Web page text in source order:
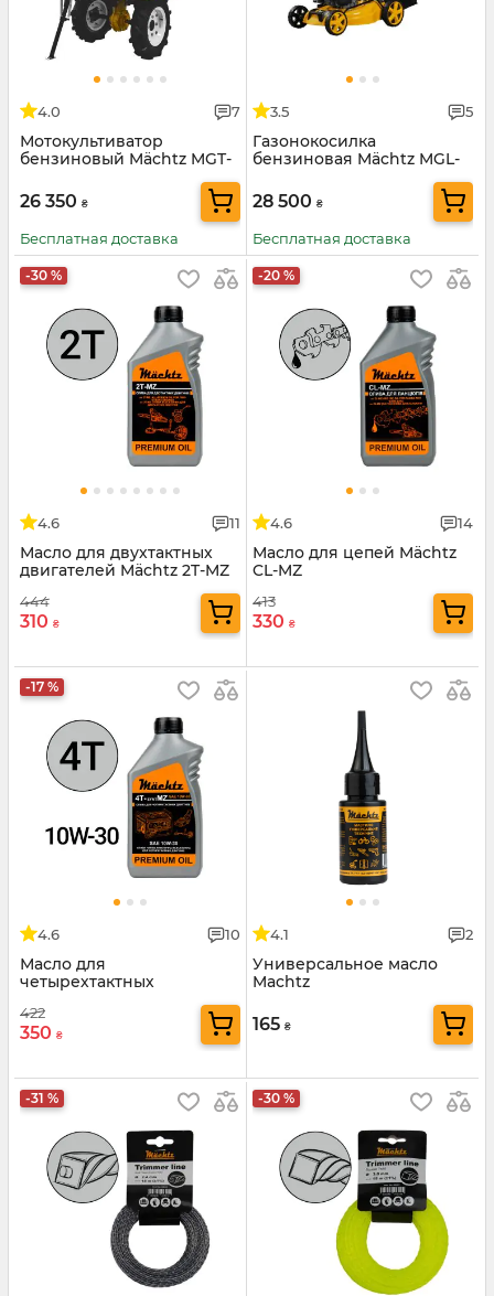
4.0 7
Мотокультиватор
бензиновый Mächtz MGT-
26 350 ₴
Бесплатная доставка
3.5 5
Газонокосилка
бензиновая Mächtz MGL-
28 500 ₴
Бесплатная доставка
-30 %
4.6 11
Масло для двухтактных
двигателей Mächtz 2T-MZ
444
310 ₴
-20 %
4.6 14
Масло для цепей Mächtz
CL-MZ
413
330 ₴
-17 %
4.6 10
Масло для
четырехтактных
SYNTMZ 10W-30
422
350 ₴
4.1 2
Универсальное масло
Machtz
165 ₴
-31 % -30 %